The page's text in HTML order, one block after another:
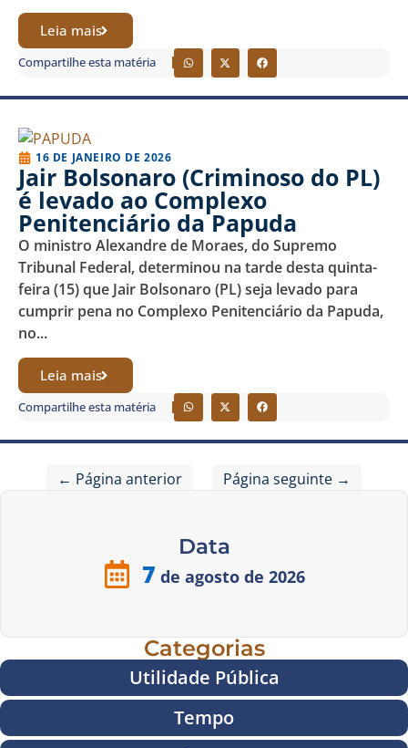
Leia mais
Compartilhe esta matéria
16 DE JANEIRO DE 2026
Jair Bolsonaro (Criminoso do PL)
é levado ao Complexo
Penitenciário da Papuda
O ministro Alexandre de Moraes, do Supremo
Tribunal Federal, determinou na tarde desta quinta-
feira (15) que Jair Bolsonaro (PL) seja levado para
cumprir pena no Complexo Penitenciário da Papuda,
no...
Leia mais
Compartilhe esta matéria
← Página anterior Página seguinte →
Data
7 de agosto de 2026
Categorias
Utilidade Pública
Tempo